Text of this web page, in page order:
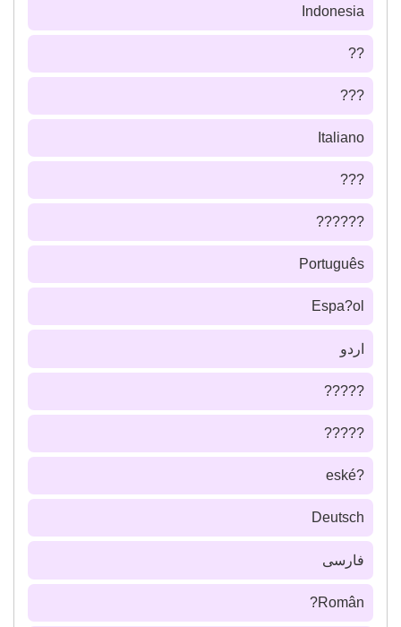
Indonesia
??
???
Italiano
???
??????
Português
Espa?ol
اردو
?????
?????
?eské
Deutsch
فارسى
Român?